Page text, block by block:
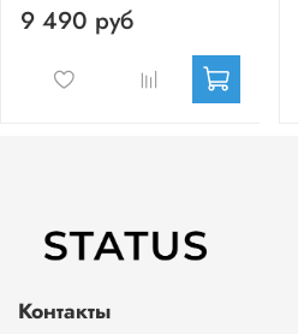
9 490 руб
Контакты